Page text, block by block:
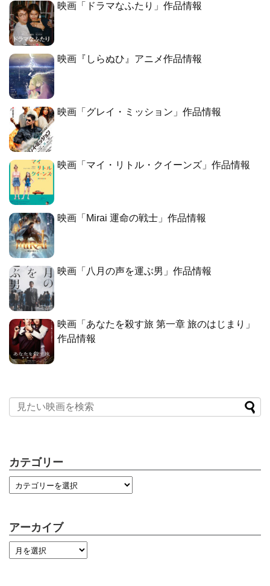
映画「ドラマなふたり」作品情報
映画『しらぬひ』アニメ作品情報
映画「グレイ・ミッション」作品情報
映画「マイ・リトル・クイーンズ」作品情報
映画「Mirai 運命の戦士」作品情報
映画「八月の声を運ぶ男」作品情報
映画「あなたを殺す旅 第一章 旅のはじまり」
作品情報
カテゴリー
アーカイブ